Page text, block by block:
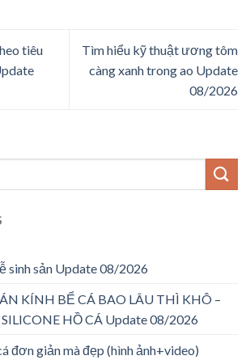
tiêu
Tìm hiểu kỹ thuật ương tôm
càng xanh trong ao Update
08/2026
sinh sản Update 08/2026
KÍNH BỂ CÁ BAO LÂU THÌ KHÔ –
HỒ CÁ Update 08/2026
đơn giản mà đẹp (hình ảnh+video)